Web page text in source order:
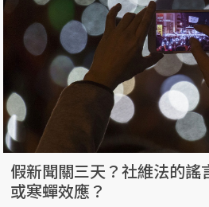
假新聞關三天？社維法的謠
或寒蟬效應？